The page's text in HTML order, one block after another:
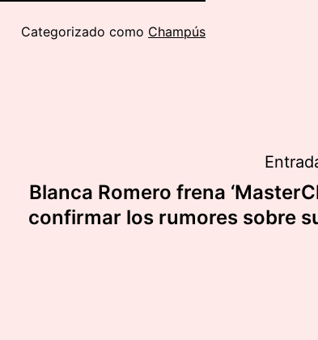
Categorizado como Champús
Blanca Romero frena
confirmar los rumores sobre